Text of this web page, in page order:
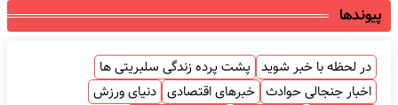
پیوندها
در لحظه با خبر شوید پشت پرده زندگی سلبریتی ها
اخبار جنجالی حوادث خبرهای اقتصادی دنیای ورزش